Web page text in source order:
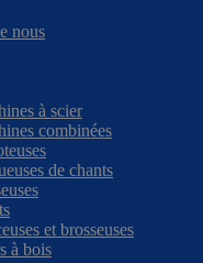
nous
à scier
combinées
de chants
et brosseuses
à bois